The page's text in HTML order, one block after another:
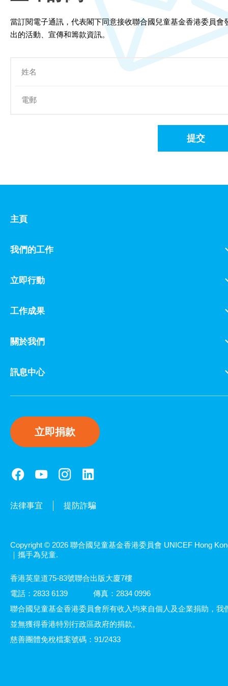
當訂閱電子通訊，代表閣下同意接收聯合國兒童基金香港委員會
出的活動、宣傳和籌款資訊。
提交
主頁
我們的工作
立即行動
工作成果
關於我們
訊息中心
立即捐款
法律事宜 提防詐騙
Copyright © 2026 聯合國兒童基金香港委員會 UNICEF Hong
｜攜手為兒童.
香港英皇道75-83號聯合出版大廈7樓
電話：2833 6139
傳真：2834 0996
聯合國兒童基金香港委員會所有收入均來自個人及企業捐助，我
並無獲得香港特別行政區政府的捐款。
慈善團體免稅檔案號碼：91/2433